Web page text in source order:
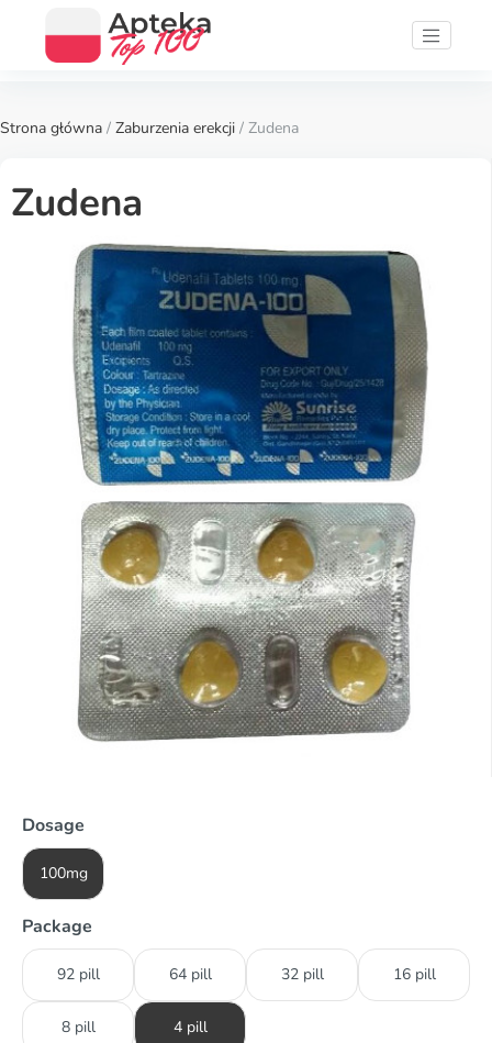
Strona główna / Zaburzenia erekcji / Zudena
Zudena
Dosage
100mg
Package
92 pill 64 pill 32 pill 16 pill
8 pill 4 pill